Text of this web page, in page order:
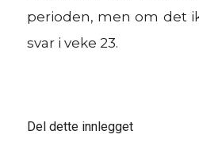
perioden, men om det
svar i veke 23.
Del dette innlegget